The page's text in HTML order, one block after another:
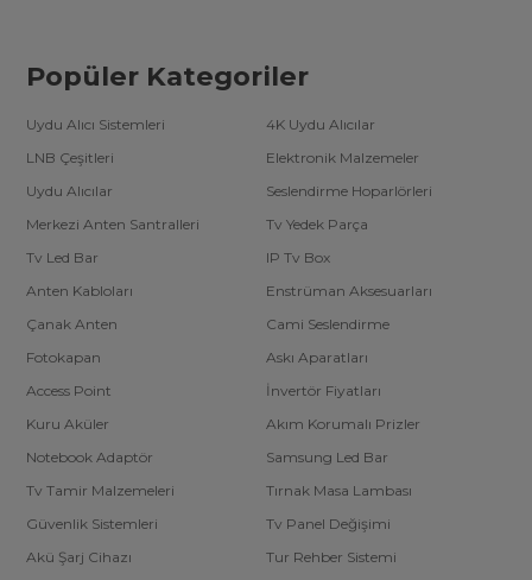
Popüler Kategoriler
Uydu Alıcı Sistemleri
4K Uydu Alıcılar
LNB Çeşitleri
Elektronik Malzemeler
Uydu Alıcılar
Seslendirme Hoparlörleri
Merkezi Anten Santralleri
Tv Yedek Parça
Tv Led Bar
IP Tv Box
Anten Kabloları
Enstrüman Aksesuarları
Çanak Anten
Cami Seslendirme
Fotokapan
Askı Aparatları
Access Point
İnvertör Fiyatları
Kuru Aküler
Akım Korumalı Prizler
Notebook Adaptör
Samsung Led Bar
Tv Tamir Malzemeleri
Tırnak Masa Lambası
Güvenlik Sistemleri
Tv Panel Değişimi
Akü Şarj Cihazı
Tur Rehber Sistemi